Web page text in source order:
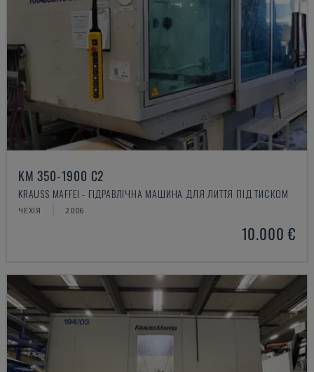
KM 350-1900 C2
KRAUSS MAFFEI - ГІДРАВЛІЧНА МАШИНА ДЛЯ ЛИТТЯ ПІД ТИСКОМ
ЧЕХІЯ 2006
10.000 €